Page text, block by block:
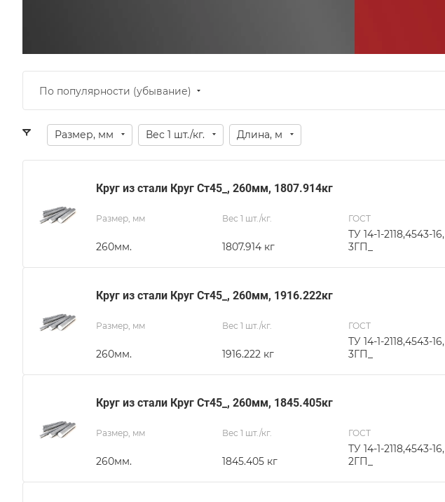
По популярности (убывание)
Размер, мм Вес 1 шт./кг. Длина, м
Круг из стали Круг Ст45_, 260мм, 1807.914кг
Размер, мм
260мм.
Вес 1 шт./кг.
1807.914 кг
ГОСТ
ТУ 14-1-2118,4543-16,
3ГП_
Круг из стали Круг Ст45_, 260мм, 1916.222кг
Размер, мм
260мм.
Вес 1 шт./кг.
1916.222 кг
ГОСТ
ТУ 14-1-2118,4543-16,
3ГП_
Круг из стали Круг Ст45_, 260мм, 1845.405кг
Размер, мм
260мм.
Вес 1 шт./кг.
1845.405 кг
ГОСТ
ТУ 14-1-2118,4543-16,
2ГП_